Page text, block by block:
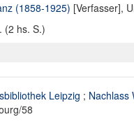
(1858-1925) [Verfasser],
(2 hs. S.)
Leipzig ; Nachlass
58